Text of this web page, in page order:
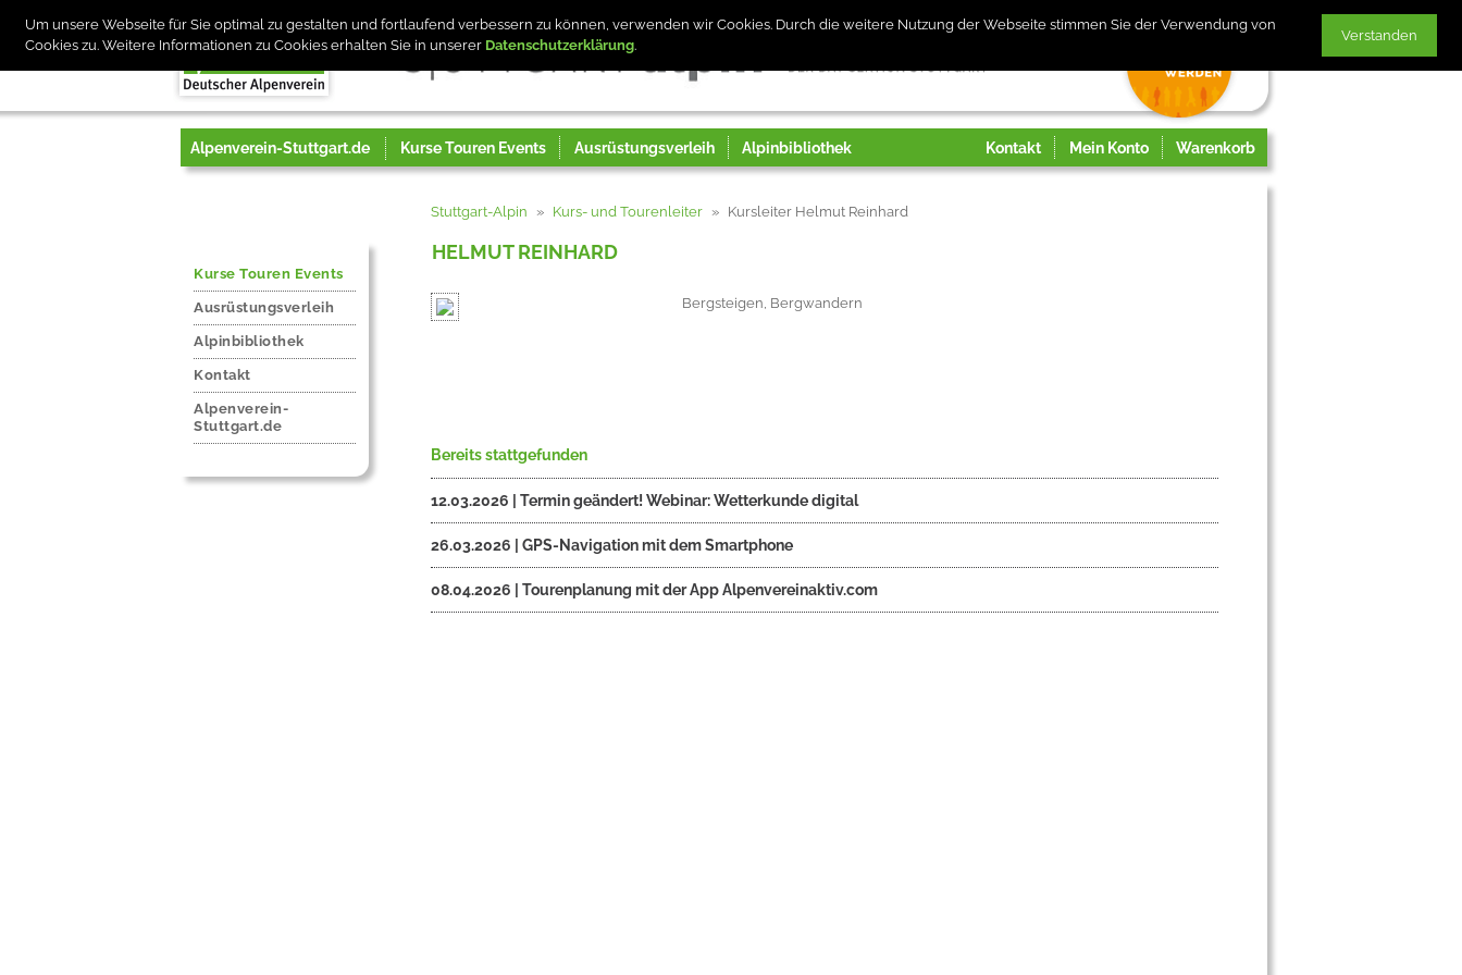
Um unsere Webseite für Sie optimal zu gestalten und fortlaufend verbessern zu können, verwenden wir Cookies. Durch die weitere Nutzung der Webseite stimmen Sie der Verwendung von
Cookies zu. Weitere Informationen zu Cookies erhalten Sie in unserer Datenschutzerklärung
Verstanden
Alpenverein-Stuttgart.de Kurse Touren Events Ausrüstungsverleih Alpinbibliothek Kontakt Mein Konto Warenkorb
Kurse Touren Events
Ausrüstungsverleih
Alpinbibliothek
Kontakt
Alpenverein-
Stuttgart.de
Stuttgart-Alpin Kurs- und Tourenleiter Kursleiter Helmut Reinhard
HELMUT REINHARD
Bergsteigen, Bergwandern
Bereits stattgefunden
12.03.2026 | Termin geändert! Webinar: Wetterkunde digital
26.03.2026 | GPS-Navigation mit dem Smartphone
08.04.2026 | Tourenplanung mit der App Alpenvereinaktiv.com